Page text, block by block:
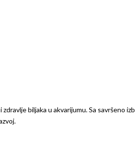
biljaka u akvarijumu. Sa savršeno